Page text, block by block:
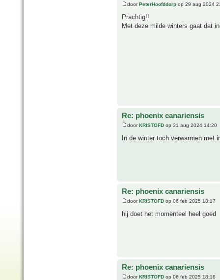
doorPeterHoofddorp op 29 aug 2024
Prachtig!!
Met deze milde winters gaat dat
Re: phoenix canariensis
doorKRISTOFD op 31 aug 2024 14:20
In de winter toch verwarmen met
Re: phoenix canariensis
doorKRISTOFD op 06 feb 2025 18:17
hij doet het momenteel heel goed
Re: phoenix canariensis
doorKRISTOFD op 06 feb 2025 18:18